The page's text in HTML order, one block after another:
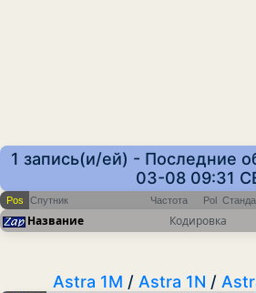
1 запись(и/ей) - Последние
03-08 09:31
Pos Спутник Частота Pol
Название Кодировка
Astra 1M / Astra 1N /